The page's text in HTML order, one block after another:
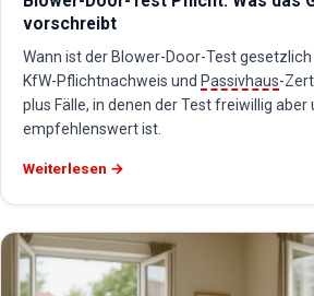
vorschreibt
Wann ist der Blower-Door-Test gesetzlich
KfW-Pflichtnachweis und Passivhaus-
plus Fälle, in denen der Test freiwillig aber
empfehlenswert ist.
Weiterlesen →